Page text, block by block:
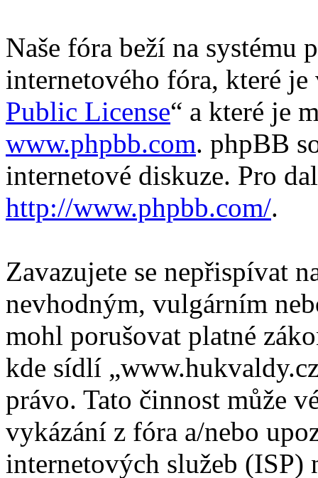
Naše fóra beží na systému
internetového fóra, které
Public License“ a které je
www.phpbb.com. phpBB
internetové diskuze. Pro
http://www.phpbb.com/.
Zavazujete se nepřispívat
nevhodným, vulgárním
mohl porušovat platné
kde sídlí
právo. Tato činnost může
vykázání z fóra a/nebo
internetových služeb (ISP)